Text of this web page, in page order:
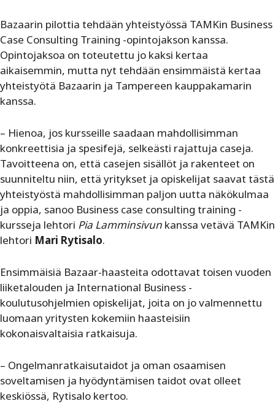
Bazaarin pilottia tehdään yhteistyössä TAMKin Business
Case Consulting Training -opintojakson kanssa.
Opintojaksoa on toteutettu jo kaksi kertaa
aikaisemmin, mutta nyt tehdään ensimmäistä kertaa
yhteistyötä Bazaarin ja Tampereen kauppakamarin
kanssa.
– Hienoa, jos kursseille saadaan mahdollisimman
konkreettisia ja spesifejä, selkeästi rajattuja caseja.
Tavoitteena on, että casejen sisällöt ja rakenteet on
suunniteltu niin, että yritykset ja opiskelijat saavat tästä
yhteistyöstä mahdollisimman paljon uutta näkökulmaa
ja oppia, sanoo Business case consulting training -
kursseja lehtori Pia Lamminsivun kanssa vetävä TAMKin
lehtori Mari Rytisalo.
Ensimmäisiä Bazaar-haasteita odottavat toisen vuoden
liiketalouden ja International Business -
koulutusohjelmien opiskelijat, joita on jo valmennettu
luomaan yritysten kokemiin haasteisiin
kokonaisvaltaisia ratkaisuja.
– Ongelmanratkaisutaidot ja oman osaamisen
soveltamisen ja hyödyntämisen taidot ovat olleet
keskiössä, Rytisalo kertoo.